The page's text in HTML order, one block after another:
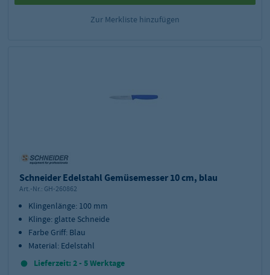
Zur Merkliste hinzufügen
Schneider Edelstahl Gemüsemesser 10 cm, blau
Art.-Nr.: GH-260862
Klingenlänge: 100 mm
Klinge: glatte Schneide
Farbe Griff: Blau
Material: Edelstahl
Lieferzeit: 2 - 5 Werktage